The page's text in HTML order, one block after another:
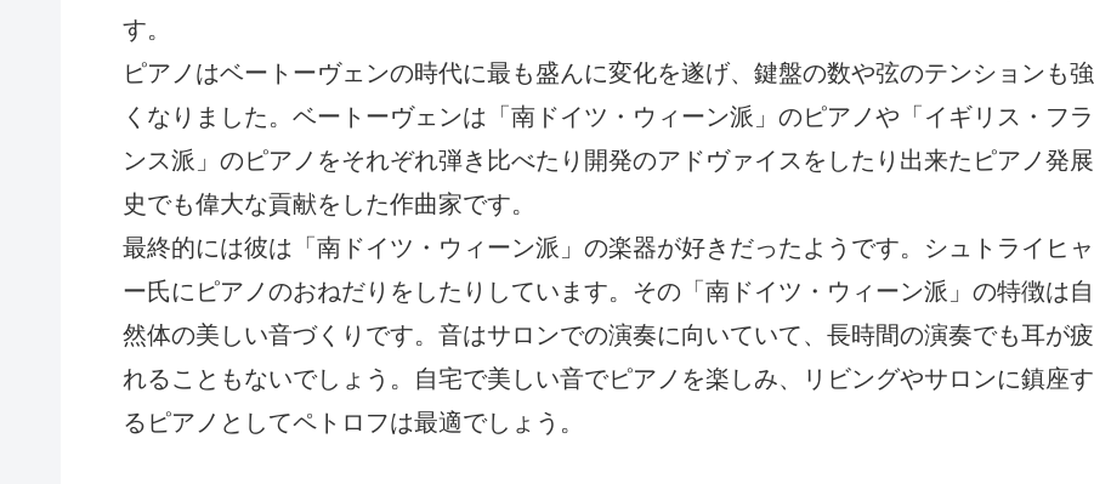
す。
ピアノはベートーヴェンの時代に最も盛んに変化を遂げ、鍵盤の数や弦のテンションも強
くなりました。ベートーヴェンは「南ドイツ・ウィーン派」のピアノや「イギリス・フラ
ンス派」のピアノをそれぞれ弾き比べたり開発のアドヴァイスをしたり出来たピアノ発展
史でも偉大な貢献をした作曲家です。
最終的には彼は「南ドイツ・ウィーン派」の楽器が好きだったようです。シュトライヒャ
ー氏にピアノのおねだりをしたりしています。その「南ドイツ・ウィーン派」の特徴は自
然体の美しい音づくりです。音はサロンでの演奏に向いていて、長時間の演奏でも耳が疲
れることもないでしょう。自宅で美しい音でピアノを楽しみ、リビングやサロンに鎮座す
るピアノとしてペトロフは最適でしょう。